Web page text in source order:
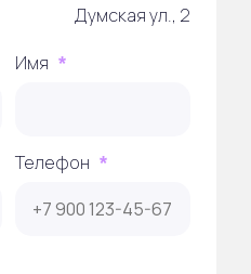
Думская ул., 2
Имя *
Телефон *